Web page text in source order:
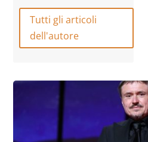
Tutti gli articoli
dell'autore